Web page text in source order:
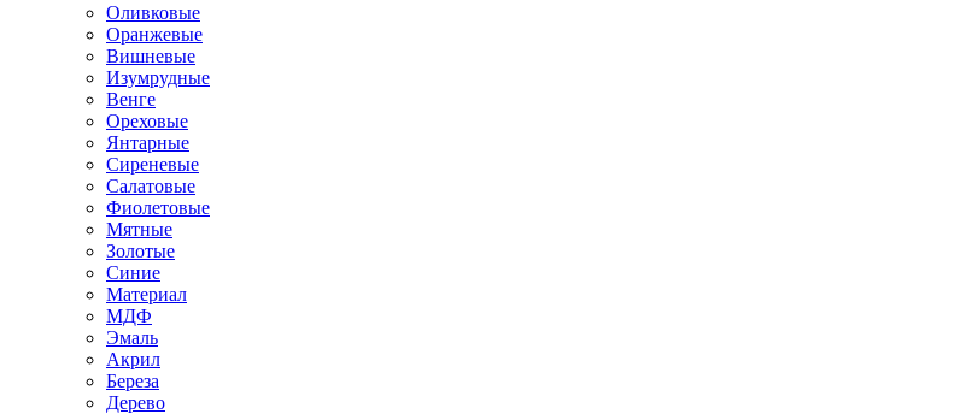
Оливковые
Оранжевые
Вишневые
Изумрудные
Венге
Ореховые
Янтарные
Сиреневые
Салатовые
Фиолетовые
Мятные
Золотые
Синие
Материал
МДФ
Эмаль
Акрил
Береза
Дерево